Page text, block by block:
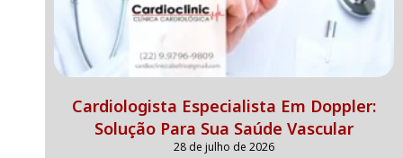
Cardiologista Especialista Em Doppler:
Solução Para Sua Saúde Vascular
28 de julho de 2026